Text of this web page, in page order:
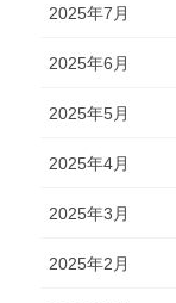
2025年7月
2025年6月
2025年5月
2025年4月
2025年3月
2025年2月